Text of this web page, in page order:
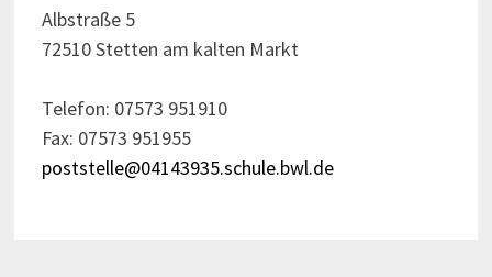
Albstraße 5
72510 Stetten am kalten Markt
Telefon: 07573 951910
Fax: 07573 951955
poststelle@04143935.schule.bwl.de